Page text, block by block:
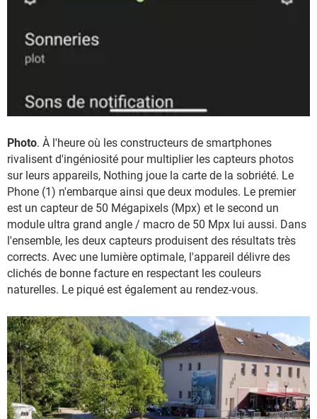
Photo. À l'heure où les constructeurs de smartphones
rivalisent d'ingéniosité pour multiplier les capteurs photos
sur leurs appareils, Nothing joue la carte de la sobriété. Le
Phone (1) n'embarque ainsi que deux modules. Le premier
est un capteur de 50 Mégapixels (Mpx) et le second un
module ultra grand angle / macro de 50 Mpx lui aussi. Dans
l'ensemble, les deux capteurs produisent des résultats très
corrects. Avec une lumière optimale, l'appareil délivre des
clichés de bonne facture en respectant les couleurs
naturelles. Le piqué est également au rendez-vous.